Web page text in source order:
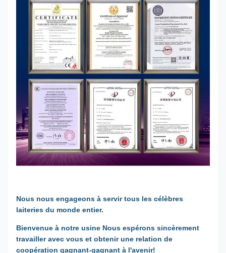
Nous nous engageons à servir tous les célèbres
laiteries du monde entier.
Bienvenue à notre usine Nous espérons sincèrement
travailler avec vous et obtenir une relation de
coopération gagnant-gagnant à l'avenir!